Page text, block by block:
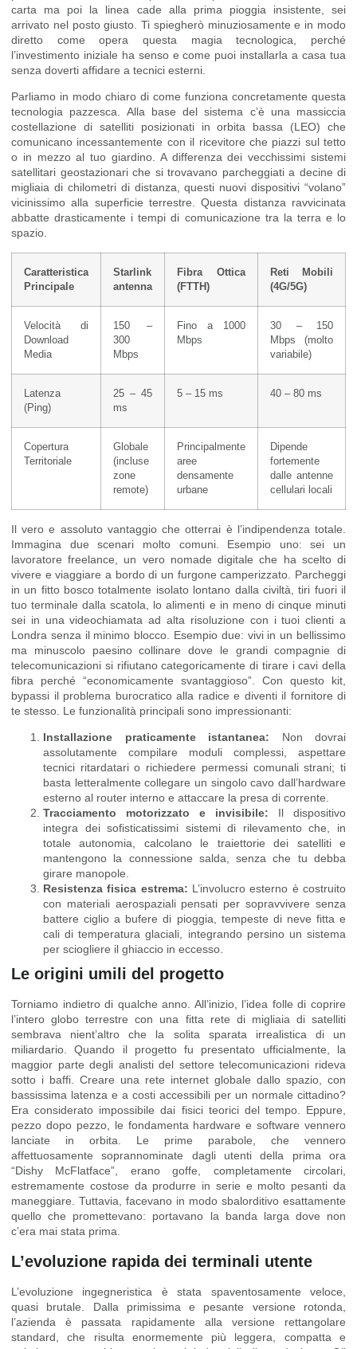
carta ma poi la linea cade alla prima pioggia insistente, sei
arrivato nel posto giusto. Ti spiegherò minuziosamente e in modo
diretto come opera questa magia tecnologica, perché
l’investimento iniziale ha senso e come puoi installarla a casa tua
senza doverti affidare a tecnici esterni.
Parliamo in modo chiaro di come funziona concretamente questa
tecnologia pazzesca. Alla base del sistema c’è una massiccia
costellazione di satelliti posizionati in orbita bassa (LEO) che
comunicano incessantemente con il ricevitore che piazzi sul tetto
o in mezzo al tuo giardino. A differenza dei vecchissimi sistemi
satellitari geostazionari che si trovavano parcheggiati a decine di
migliaia di chilometri di distanza, questi nuovi dispositivi “volano”
vicinissimo alla superficie terrestre. Questa distanza ravvicinata
abbatte drasticamente i tempi di comunicazione tra la terra e lo
spazio.
Caratteristica
Principale
Starlink
antenna
Fibra Ottica
(FTTH)
Reti Mobili
(4G/5G)
Velocità di
Download
Media
150 –
300
Mbps
Fino a 1000
Mbps
30 – 150
Mbps (molto
variabile)
Latenza
(Ping)
25 – 45
ms
5 – 15 ms 40 – 80 ms
Copertura
Territoriale
Globale
(incluse
zone
remote)
Principalmente
aree
densamente
urbane
Dipende
fortemente
dalle antenne
cellulari locali
Il vero e assoluto vantaggio che otterrai è l’indipendenza totale.
Immagina due scenari molto comuni. Esempio uno: sei un
lavoratore freelance, un vero nomade digitale che ha scelto di
vivere e viaggiare a bordo di un furgone camperizzato. Parcheggi
in un fitto bosco totalmente isolato lontano dalla civiltà, tiri fuori il
tuo terminale dalla scatola, lo alimenti e in meno di cinque minuti
sei in una videochiamata ad alta risoluzione con i tuoi clienti a
Londra senza il minimo blocco. Esempio due: vivi in un bellissimo
ma minuscolo paesino collinare dove le grandi compagnie di
telecomunicazioni si rifiutano categoricamente di tirare i cavi della
fibra perché “economicamente svantaggioso”. Con questo kit,
bypassi il problema burocratico alla radice e diventi il fornitore di
te stesso. Le funzionalità principali sono impressionanti:
Installazione praticamente istantanea: Non dovrai
assolutamente compilare moduli complessi, aspettare
tecnici ritardatari o richiedere permessi comunali strani; ti
basta letteralmente collegare un singolo cavo dall’hardware
esterno al router interno e attaccare la presa di corrente.
Tracciamento motorizzato e invisibile: Il dispositivo
integra dei sofisticatissimi sistemi di rilevamento che, in
totale autonomia, calcolano le traiettorie dei satelliti e
mantengono la connessione salda, senza che tu debba
girare manopole.
Resistenza fisica estrema: L’involucro esterno è costruito
con materiali aerospaziali pensati per sopravvivere senza
battere ciglio a bufere di pioggia, tempeste di neve fitta e
cali di temperatura glaciali, integrando persino un sistema
per sciogliere il ghiaccio in eccesso.
Le origini umili del progetto
Torniamo indietro di qualche anno. All’inizio, l’idea folle di coprire
l’intero globo terrestre con una fitta rete di migliaia di satelliti
sembrava nient’altro che la solita sparata irrealistica di un
miliardario. Quando il progetto fu presentato ufficialmente, la
maggior parte degli analisti del settore telecomunicazioni rideva
sotto i baffi. Creare una rete internet globale dallo spazio, con
bassissima latenza e a costi accessibili per un normale cittadino?
Era considerato impossibile dai fisici teorici del tempo. Eppure,
pezzo dopo pezzo, le fondamenta hardware e software vennero
lanciate in orbita. Le prime parabole, che vennero
affettuosamente soprannominate dagli utenti della prima ora
“Dishy McFlatface”, erano goffe, completamente circolari,
estremamente costose da produrre in serie e molto pesanti da
maneggiare. Tuttavia, facevano in modo sbalorditivo esattamente
quello che promettevano: portavano la banda larga dove non
c’era mai stata prima.
L’evoluzione rapida dei terminali utente
L’evoluzione ingegneristica è stata spaventosamente veloce,
quasi brutale. Dalla primissima e pesante versione rotonda,
l’azienda è passata rapidamente alla versione rettangolare
standard, che risulta enormemente più leggera, compatta e